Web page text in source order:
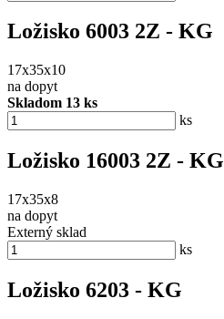
Ložisko 6003 2Z - KG
17x35x10
na dopyt
Skladom 13 ks
ks
Ložisko 16003 2Z - KG
17x35x8
na dopyt
Externý sklad
ks
Ložisko 6203 - KG